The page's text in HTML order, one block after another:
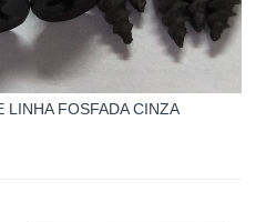
LINHA FOSFADA CINZA